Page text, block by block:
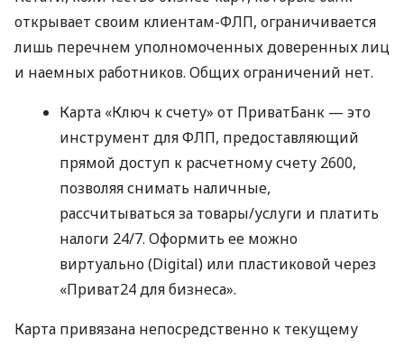
открывает своим клиентам-ФЛП, ограничивается
лишь перечнем уполномоченных доверенных лиц
и наемных работников. Общих ограничений нет.
Карта «Ключ к счету» от ПриватБанк — это
инструмент для ФЛП, предоставляющий
прямой доступ к расчетному счету 2600,
позволяя снимать наличные,
рассчитываться за товары/услуги и платить
налоги 24/7. Оформить ее можно
виртуально (Digital) или пластиковой через
«Приват24 для бизнеса».
Карта привязана непосредственно к текущему